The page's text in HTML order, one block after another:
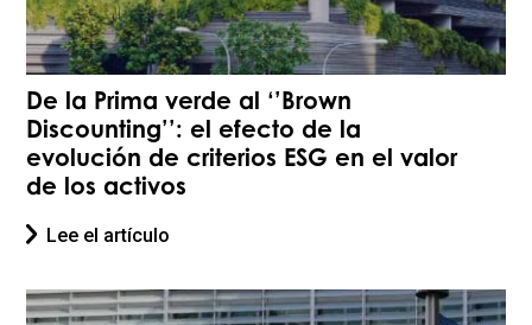
De la Prima verde al ‘’Brown
Discounting’’: el efecto de la
evolución de criterios ESG en el valor
de los activos
Lee el artículo